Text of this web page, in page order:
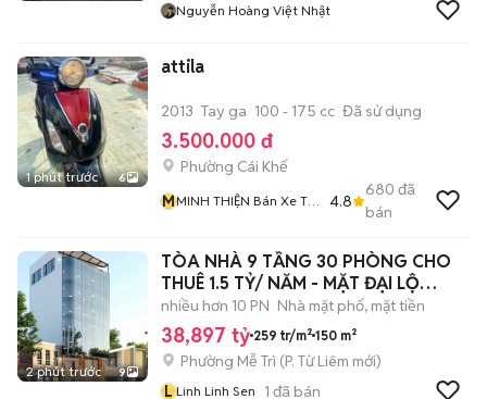
Nguyễn Hoàng Việt Nhật
1 phút trước 6
attila
2013 Tay ga 100 - 175 cc Đã sử dụng
3.500.000 đ
Phường Cái Khế
MMINH THIỆN Bán Xe Trả
4.8
680 đã
bán
2 phút trước 9
TÒA NHÀ 9 TẦNG 30 PHÒNG CHO
THUÊ 1.5 TỶ/ NĂM - MẶT ĐẠI LỘ
THĂNG LONG
nhiều hơn 10 PN Nhà mặt phố, mặt tiền
38,897 tỷ 259 tr/m² 150 m²
Phường Mễ Trì (P. Từ Liêm mới)
L Linh Linh Sen 1 đã bán